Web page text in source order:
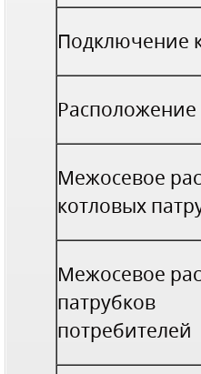
Подключение
Расположение
Межосевое
котловых
Межосевое
патрубков
потребителей